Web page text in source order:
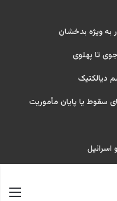
به ویژه بدخشان
تا پهلوی
دیالکتیک
سقوط یا پایان مأموریت
اسرائیل